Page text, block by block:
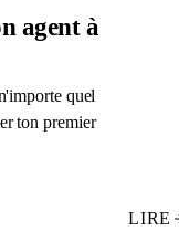
agent à
quel
ton premier
LIRE